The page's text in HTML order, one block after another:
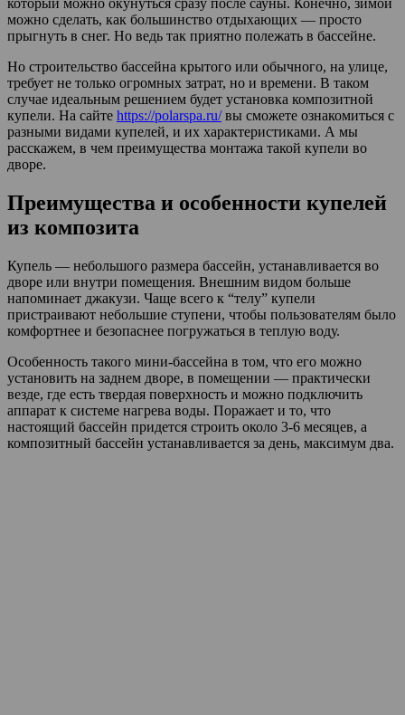
можно сделать, как большинство отдыхающих — просто
прыгнуть в снег. Но ведь так приятно полежать в бассейне.
Но строительство бассейна крытого или обычного, на улице,
требует не только огромных затрат, но и времени. В таком
случае идеальным решением будет установка композитной
купели. На сайте https://polarspa.ru/вы сможете ознакомиться с
разными видами купелей, и их характеристиками. А мы
расскажем, в чем преимущества монтажа такой купели во
дворе.
Преимущества и особенности купелей
из композита
Купель — небольшого размера бассейн, устанавливается во
дворе или внутри помещения. Внешним видом больше
напоминает джакузи. Чаще всего к “телу” купели
пристраивают небольшие ступени, чтобы пользователям было
комфортнее и безопаснее погружаться в теплую воду.
Особенность такого мини-бассейна в том, что его можно
установить на заднем дворе, в помещении — практически
везде, где есть твердая поверхность и можно подключить
аппарат к системе нагрева воды. Поражает и то, что
настоящий бассейн придется строить около 3-6 месяцев, а
композитный бассейн устанавливается за день, максимум два.